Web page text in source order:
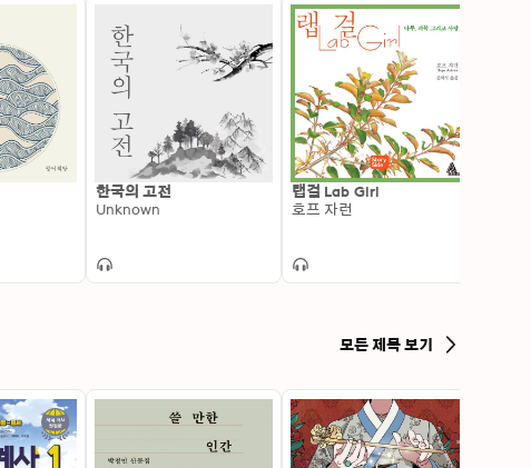
한국의 고전
Unknown
랩걸 Lab Girl
호프 자런
모든 제목 보기